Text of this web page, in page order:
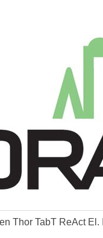
Thor TabT ReAct El.